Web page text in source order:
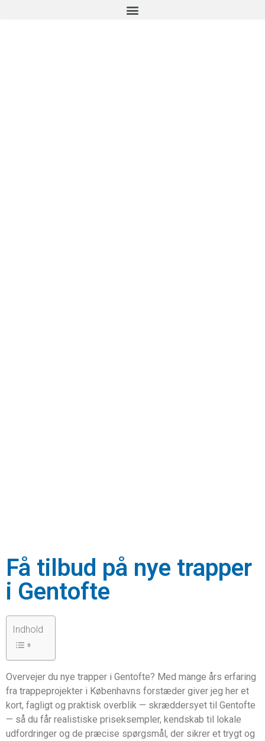
Få tilbud på nye trapper
i Gentofte
Indhold
Overvejer du nye trapper i Gentofte? Med mange års erfaring
fra trappeprojekter i Københavns forstæder giver jeg her et
kort, fagligt og praktisk overblik — skræddersyet til Gentofte
— så du får realistiske priseksempler, kendskab til lokale
udfordringer og de præcise spørgsmål, der sikrer et trygt og